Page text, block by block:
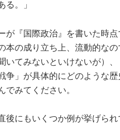
る。」
が『国際政治』を書いた時
本の成り立ち上、流動的な
いてみないといけないが）
争」が具体的にどのような
でみてください。
後にもいくつか例が挙げられ